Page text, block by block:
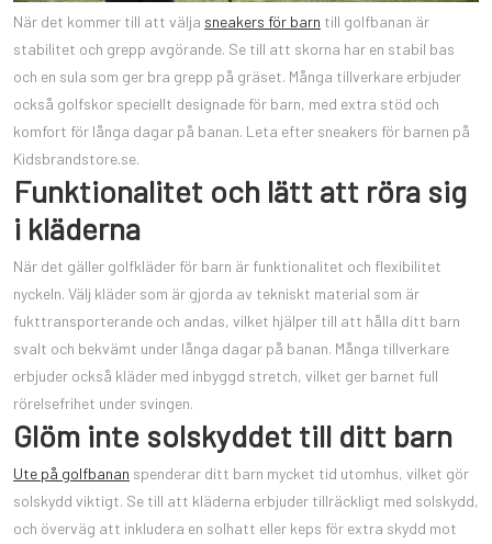
När det kommer till att välja sneakers för barn till golfbanan är
stabilitet och grepp avgörande. Se till att skorna har en stabil bas
och en sula som ger bra grepp på gräset. Många tillverkare erbjuder
också golfskor speciellt designade för barn, med extra stöd och
komfort för långa dagar på banan. Leta efter sneakers för barnen på
Kidsbrandstore.se.
Funktionalitet och lätt att röra sig
i kläderna
När det gäller golfkläder för barn är funktionalitet och flexibilitet
nyckeln. Välj kläder som är gjorda av tekniskt material som är
fukttransporterande och andas, vilket hjälper till att hålla ditt barn
svalt och bekvämt under långa dagar på banan. Många tillverkare
erbjuder också kläder med inbyggd stretch, vilket ger barnet full
rörelsefrihet under svingen.
Glöm inte solskyddet till ditt barn
Ute på golfbanan spenderar ditt barn mycket tid utomhus, vilket gör
solskydd viktigt. Se till att kläderna erbjuder tillräckligt med solskydd,
och överväg att inkludera en solhatt eller keps för extra skydd mot